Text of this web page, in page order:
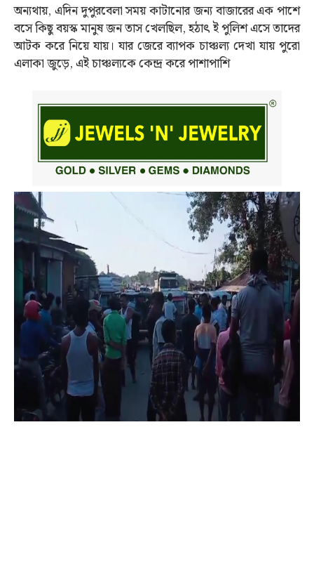
অন্যথায়, এদিন দুপুরবেলা সময় কাটানোর জন্য বাজারের এক পাশে
বসে কিছু বয়স্ক মানুষ জন তাস খেলছিল, হঠাৎ ই পুলিশ এসে তাদের
আটক করে নিয়ে যায়। যার জেরে ব্যাপক চাঞ্চল্য দেখা যায় পুরো
এলাকা জুড়ে, এই চাঞ্চল্যকে কেন্দ্র করে পাশাপাশি